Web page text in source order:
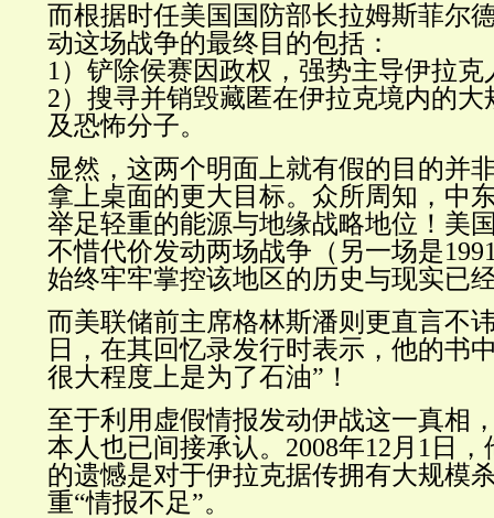
而根据时任美国国防部长拉姆斯菲尔
动这场战争的最终目的包括：
1）铲除侯赛因政权，强势主导伊拉
2）搜寻并销毁藏匿在伊拉克境内的
及恐怖分子。
显然，这两个明面上就有假的目的并
拿上桌面的更大目标。众所周知，中
举足轻重的能源与地缘战略地位！美
不惜代价发动两场战争（另一场是
始终牢牢掌控该地区的历史与现实已
而美联储前主席格林斯潘则更直言不
日，在其回忆录发行时表示，他的书
很大程度上是为了石油”！
至于利用虚假情报发动伊战这一真相
本人也已间接承认。2008年12月1日
的遗憾是对于伊拉克据传拥有大规模
重“情报不足”。